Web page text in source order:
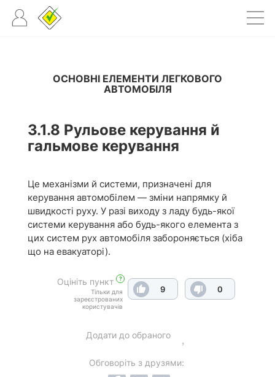
ОСНОВНІ ЕЛЕМЕНТИ ЛЕГКОВОГО
АВТОМОБІЛЯ
3.1.8 Рульове керування й
гальмове керування
Це механізми й системи, призначені для
керування автомобілем — зміни напрямку й
швидкості руху. У разі виходу з ладу будь-якої
системи керування або будь-якого елемента з
цих систем рух автомобіля забороняється (хіба
що на евакуаторі).
Оцініть пункт ?
Тільки для
зареєстрованих
користувачів
9 0
Додати до обраного
Обговоріть з друзями: